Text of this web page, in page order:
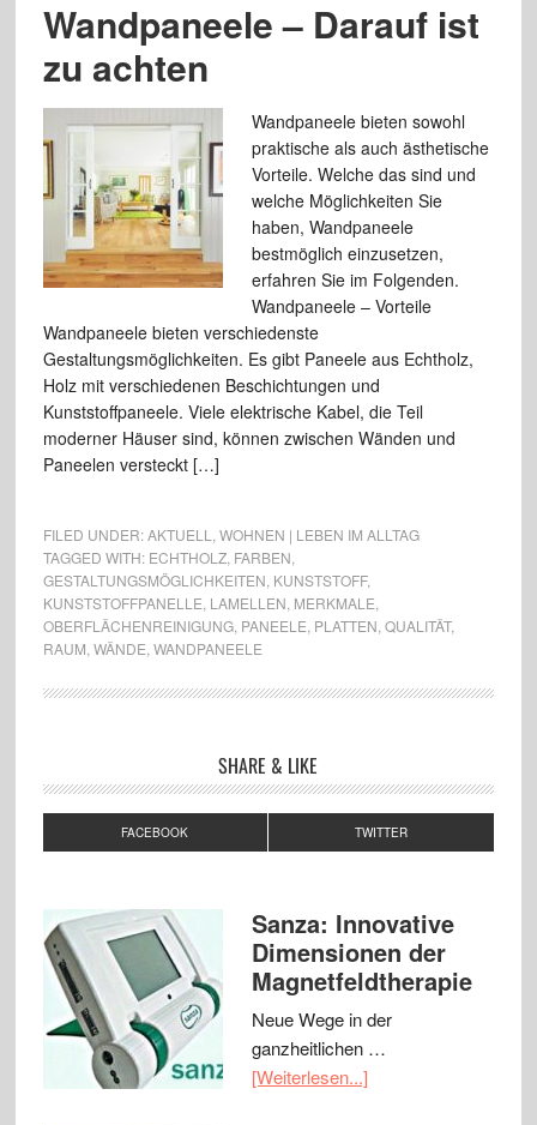
Wandpaneele – Darauf ist
zu achten
Wandpaneele bieten sowohl
praktische als auch ästhetische
Vorteile. Welche das sind und
welche Möglichkeiten Sie
haben, Wandpaneele
bestmöglich einzusetzen,
erfahren Sie im Folgenden.
Wandpaneele – Vorteile
Wandpaneele bieten verschiedenste
Gestaltungsmöglichkeiten. Es gibt Paneele aus Echtholz,
Holz mit verschiedenen Beschichtungen und
Kunststoffpaneele. Viele elektrische Kabel, die Teil
moderner Häuser sind, können zwischen Wänden und
Paneelen versteckt […]
FILED UNDER:AKTUELL
WOHNEN | LEBEN IM ALLTAG
TAGGED WITH: ECHTHOLZ, FARBEN
GESTALTUNGSMÖGLICHKEITEN KUNSTSTOFF,
KUNSTSTOFFPANELLE LAMELLEN MERKMALE
OBERFLÄCHENREINIGUNG, PANEELE PLATTEN QUALITÄT,
RAUM WÄNDE WANDPANEELE
SHARE & LIKE
FACEBOOK TWITTER
Sanza: Innovative
Dimensionen der
Magnetfeldtherapie
Neue Wege in der
ganzheitlichen …
[Weiterlesen...]